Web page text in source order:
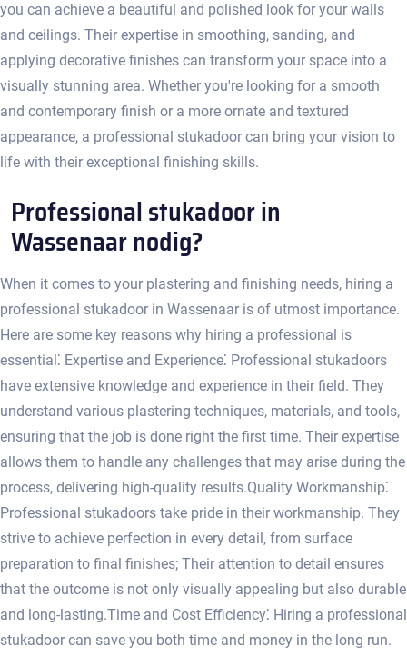
you can achieve a beautiful and polished look for your walls
and ceilings.​ Their expertise in smoothing, sanding, and
applying decorative finishes can transform your space into a
visually stunning area. Whether you're looking for a smooth
and contemporary finish or a more ornate and textured
appearance, a professional stukadoor can bring your vision to
life with their exceptional finishing skills.​
Professional stukadoor in
Wassenaar nodig?
When it comes to your plastering and finishing needs, hiring a
professional stukadoor in Wassenaar is of utmost importance.
Here are some key reasons why hiring a professional is
essential⁚ Expertise and Experience⁚ Professional stukadoors
have extensive knowledge and experience in their field.​ They
understand various plastering techniques, materials, and tools,
ensuring that the job is done right the first time.​ Their expertise
allows them to handle any challenges that may arise during the
process, delivering high-quality results.​ Quality Workmanship⁚
Professional stukadoors take pride in their workmanship.​ They
strive to achieve perfection in every detail, from surface
preparation to final finishes; Their attention to detail ensures
that the outcome is not only visually appealing but also durable
and long-lasting.​ Time and Cost Efficiency⁚ Hiring a professional
stukadoor can save you both time and money in the long run.​